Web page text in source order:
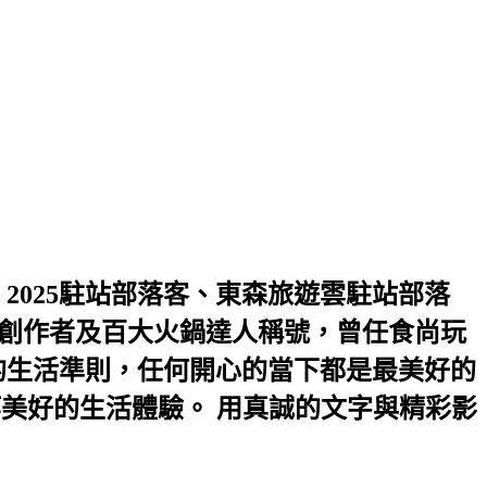
駐站部落客、東森旅遊雲駐站部落
作者及百大火鍋達人稱號，曾任食尚玩
活準則，任何開心的當下都是最美好的
好的生活體驗。 用真誠的文字與精彩影